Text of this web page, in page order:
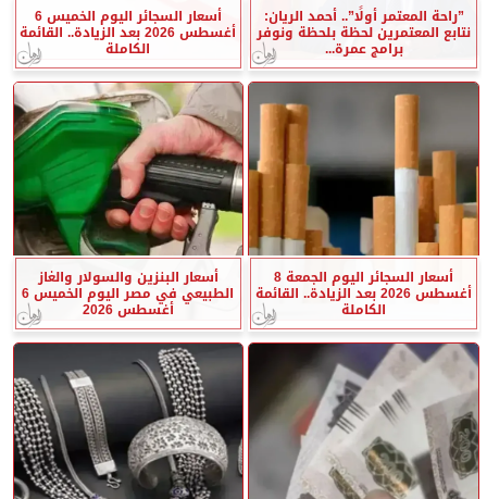
”راحة المعتمر أولًا”.. أحمد الريان:
نتابع المعتمرين لحظة بلحظة ونوفر
برامج عمرة...
أسعار السجائر اليوم الخميس 6
أغسطس 2026 بعد الزيادة.. القائمة
الكاملة
أسعار السجائر اليوم الجمعة 8
أغسطس 2026 بعد الزيادة.. القائمة
الكاملة
أسعار البنزين والسولار والغاز
الطبيعي في مصر اليوم الخميس 6
أغسطس 2026